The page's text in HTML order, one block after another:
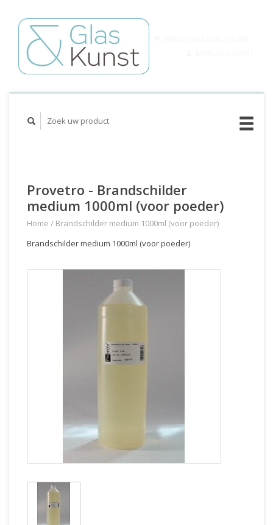
Provetro - Brandschilder
medium 1000ml (voor poeder)
Home / Brandschilder medium 1000ml (voor poeder)
Brandschilder medium 1000ml (voor poeder)